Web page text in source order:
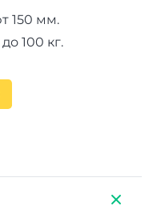
150 мм.
100 кг.